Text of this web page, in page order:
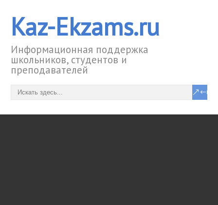
Kaz-Ekzams.ru
Информационная поддержка
школьников, студентов и
преподавателей